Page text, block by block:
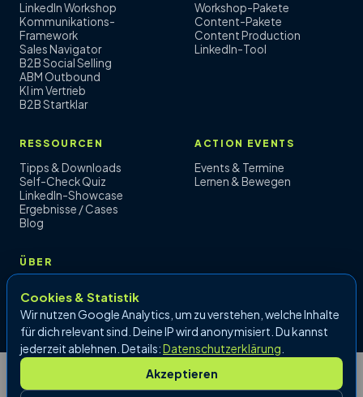
LinkedIn Workshop
Kommunikations-
Framework
Sales Navigator
B2B Social Selling
ABM Outbound
KI im Vertrieb
B2B Startklar
Workshop-Pakete
Content-Pakete
Content Production
LinkedIn-Tool
RESSOURCEN
Tipps & Downloads
Self-Check Quiz
LinkedIn-Showcase
Ergebnisse / Cases
Blog
ACTION EVENTS
Events & Termine
Lernen & Bewegen
ÜBER
Kontakt
Impressum·Datenschutz
© 2026 Peter Hössl e.U. | Vertriebsrakete®, Marketingvogel und
Cookies & Statistik
Wir nutzen Google Analytics, um zu verstehen, welche Inhalte
für dich relevant sind. Deine IP wird anonymisiert. Du kannst
jederzeit ablehnen. Details:Datenschutzerklärung
Akzeptieren